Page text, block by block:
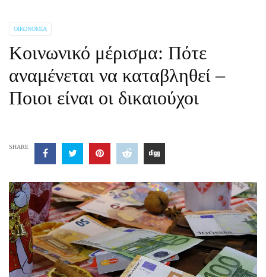
ΟΙΚΟΝΟΜΊΑ
Κοινωνικό μέρισμα: Πότε
αναμένεται να καταβληθεί –
Ποιοι είναι οι δικαιούχοι
SHARE